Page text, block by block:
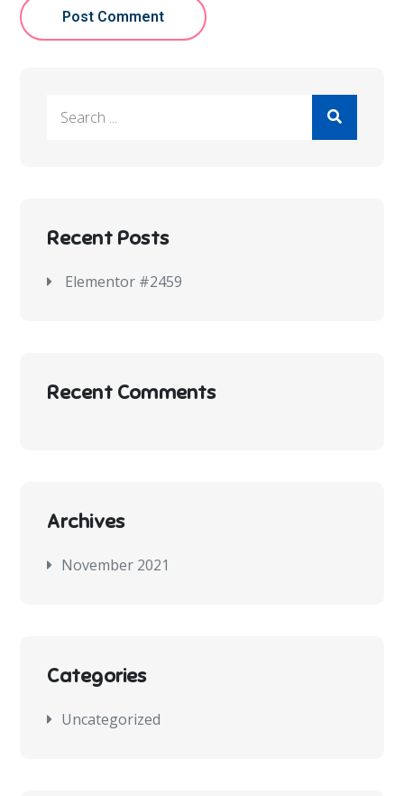
Recent Posts
Elementor #2459
Recent Comments
Archives
November 2021
Categories
Uncategorized